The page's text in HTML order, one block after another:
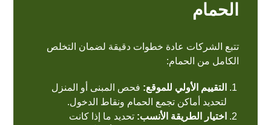
الحمام
تتبع الشركات عادة خطوات دقيقة لضمان التخلص
الكامل من الحمام:
التقييم الأولي للموقع: فحص المبنى أو المنزل
لتحديد أماكن تجمع الحمام ونقاط الدخول.
اختيار الطريقة الأنسب: تحديد ما إذا كانت